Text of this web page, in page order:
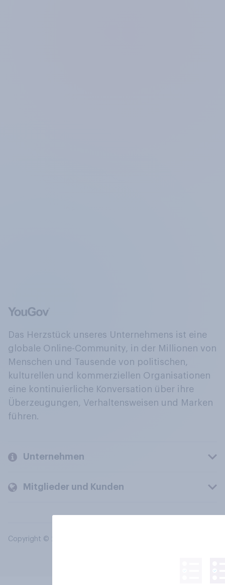
Das Herzstück unseres Unternehmens ist eine
globale Online-Community, in der Millionen von
Menschen und Tausende von politischen,
kulturellen und kommerziellen Organisationen
eine kontinuierliche Konversation über ihre
Überzeugungen, Verhaltensweisen und Marken
führen.
Unternehmen
Mitglieder und Kunden
Copyright © 2026 YouGov PLC. Alle Rechte vorbehalten.